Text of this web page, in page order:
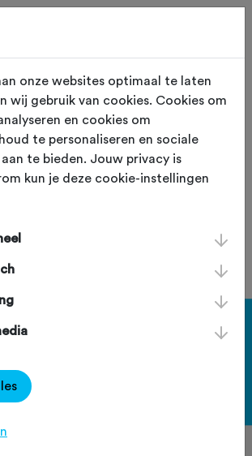
Leur (Noord Brabant)
deze club.
uit Fietssport en ga
onze websites optimaal te laten
wij gebruik van cookies. Cookies om
en cookies om
te personaliseren en sociale
te bieden. Jouw privacy is
kun je deze cookie-instellingen